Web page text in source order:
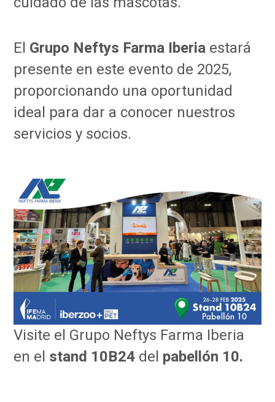
El Grupo Neftys Farma Iberia estará
presente en este evento de 2025,
proporcionando una oportunidad
ideal para dar a conocer nuestros
servicios y socios.
Visite el Grupo Neftys Farma Iberia
en el stand 10B24 del pabellón 10.